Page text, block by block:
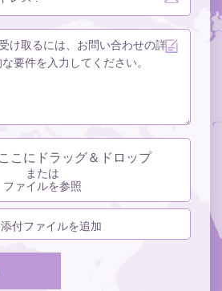
こにドラッグ＆ドロップ
または
ファイルを参照
添付ファイルを追加